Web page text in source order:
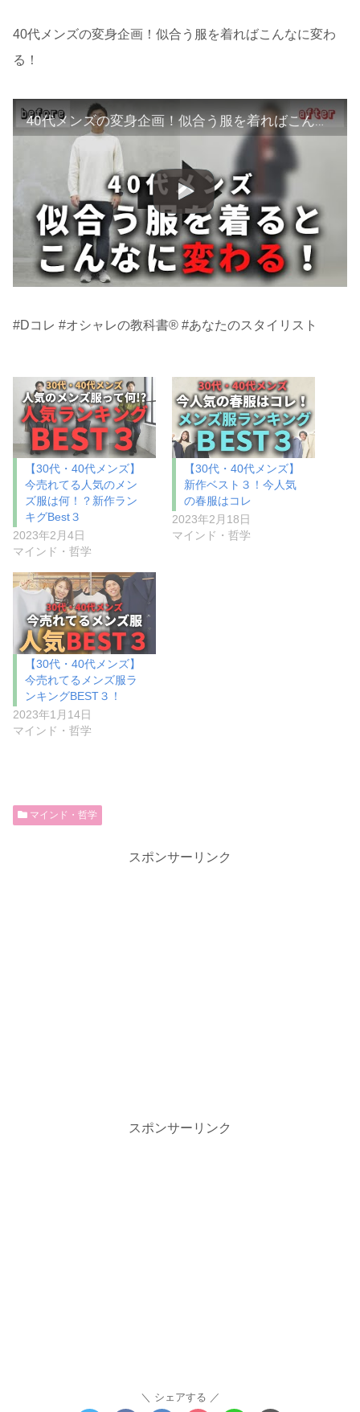
40代メンズの変身企画！似合う服を着ればこんなに変わ
る！
40代メンズの変身企画！似合う服を着ればこんなに変わる！
#Dコレ #オシャレの教科書® #あなたのスタイリスト
【30代・40代メンズ】
今売れてる人気のメン
ズ服は何！？新作ラン
キグBest３
2023年2月4日
マインド・哲学
【30代・40代メンズ】
新作ベスト３！今人気
の春服はコレ
2023年2月18日
マインド・哲学
【30代・40代メンズ】
今売れてるメンズ服ラ
ンキングBEST３！
2023年1月14日
マインド・哲学
マインド・哲学
スポンサーリンク
スポンサーリンク
シェアする